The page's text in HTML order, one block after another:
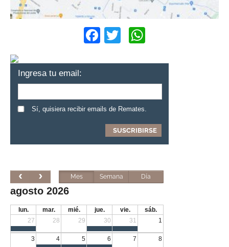
Facebook
Twitter
Ingresa tu email:
Sí, quisiera recibir emails de Remates.
Mes Semana Día
agosto 2026
lun. mar. mié. jue. vie.
sáb.
27
28 29 30 31 1
3 4 5 6 7 8